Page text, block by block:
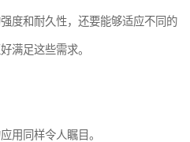
度和耐久性，还要能够适应不同的
满足这些需求。
用同样令人瞩目。